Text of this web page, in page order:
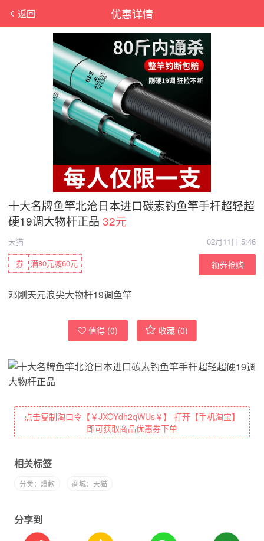
优惠详情
返回
十大名牌鱼竿北沧日本进口碳素钓鱼竿手杆超轻超
硬19调大物杆正品 32元
天猫
02月11日 5:46
满80元减60元
券 领券抢购
邓刚天元浪尖大物杆19调鱼竿
值得 (0) 收藏 (0)
点击复制淘口令【￥JXOYdh2qWUs￥】 打开【手机淘宝】
即可获取商品优惠券下单
相关标签
分类：爆款 商城：天猫
分享到